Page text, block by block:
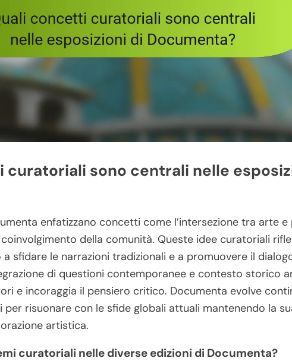
curatoriali sono centrali nelle
enfatizzano concetti come l’intersezione tra arte e
della comunità. Queste idee curatoriali
a sfidare le narrazioni tradizionali e a promuovere il
di questioni contemporanee e contesto storico
e incoraggia il pensiero critico. Documenta evolve
risuonare con le sfide globali attuali mantenendo la
artistica.
curatoriali nelle diverse edizioni di Documenta?